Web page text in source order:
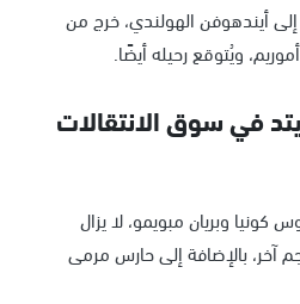
إلى أيندهوفن الهولندي، خرج من
ويُتوقع رحيله أيضًا.
في سوق الانتقالات
وبريان مبويمو، لا يزال
آخر، بالإضافة إلى حارس مرمى